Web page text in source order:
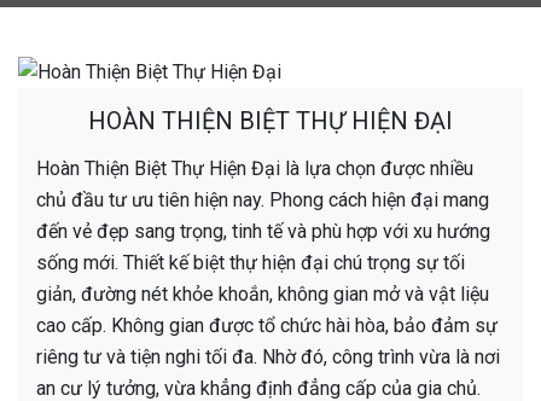
HOÀN THIỆN BIỆT THỰ HIỆN ĐẠI
Hoàn Thiện Biệt Thự Hiện Đại là lựa chọn được nhiều
chủ đầu tư ưu tiên hiện nay. Phong cách hiện đại mang
đến vẻ đẹp sang trọng, tinh tế và phù hợp với xu hướng
sống mới. Thiết kế biệt thự hiện đại chú trọng sự tối
giản, đường nét khỏe khoắn, không gian mở và vật liệu
cao cấp. Không gian được tổ chức hài hòa, bảo đảm sự
riêng tư và tiện nghi tối đa. Nhờ đó, công trình vừa là nơi
an cư lý tưởng, vừa khẳng định đẳng cấp của gia chủ.